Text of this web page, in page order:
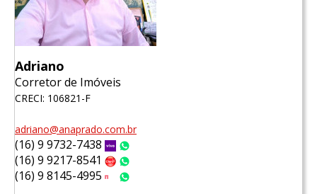
Adriano
Corretor de Imóveis
CRECI: 106821-F
adriano@anaprado.com.br
(16) 9 9732-7438 Vivo
(16) 9 9217-8541 Claro
(16) 9 8145-4995 Tim